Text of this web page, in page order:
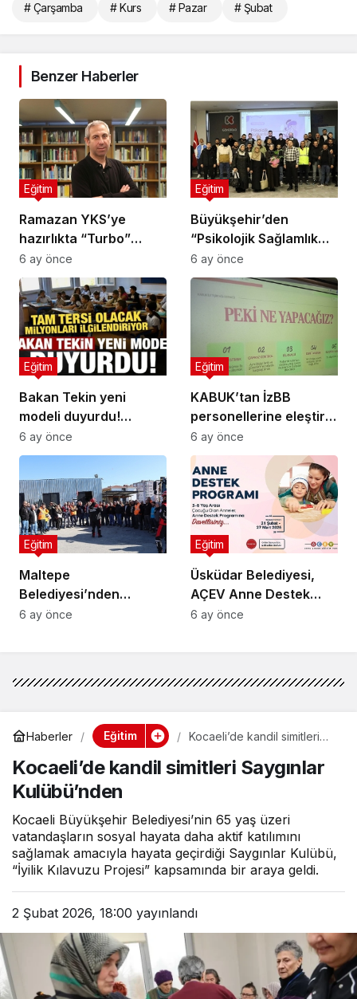
# Çarşamba # Kurs # Pazar # Şubat
Benzer Haberler
Ramazan YKS’ye
hazırlıkta “Turbo”
etkisi yapabilir!
Eğitim
6 ay önce
Büyükşehir’den
“Psikolojik Sağlamlık
Eğitimi”
Eğitim
6 ay önce
Bakan Tekin yeni
modeli duyurdu!
Milyonları ilgilendiriyor,
tam tersi olacak…
Eğitim
6 ay önce
KABUK’tan İzBB
personellerine eleştirel
medya okuryazarlığı ve
dijital şiddet eğitimi
Eğitim
6 ay önce
Maltepe
Belediyesi’nden
personeline yangın
Eğitim
6 ay önce
Üsküdar Belediyesi,
AÇEV Anne Destek
Programı’nın İkincisini
Eğitim
6 ay önce
Haberler Eğitim
Kocaeli’de kandil simitleri
Kocaeli’de kandil simitleri Saygınlar
Kulübü’nden
Kocaeli Büyükşehir Belediyesi’nin 65 yaş üzeri
vatandaşların sosyal hayata daha aktif katılımını
sağlamak amacıyla hayata geçirdiği Saygınlar Kulübü,
“İyilik Kılavuzu Projesi” kapsamında bir araya geldi.
2 Şubat 2026, 18:00 yayınlandı